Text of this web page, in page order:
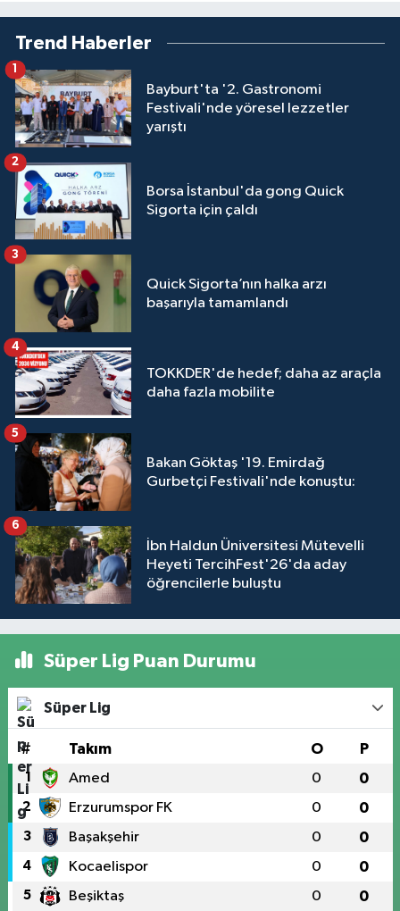
Trend Haberler
Bayburt'ta '2. Gastronomi
Festivali'nde yöresel lezzetler
yarıştı
1
Borsa İstanbul'da gong Quick
Sigorta için çaldı
2
Quick Sigorta’nın halka arzı
başarıyla tamamlandı
3
TOKKDER'de hedef; daha az araçla
daha fazla mobilite
4
Bakan Göktaş '19. Emirdağ
Gurbetçi Festivali'nde konuştu:
5
İbn Haldun Üniversitesi Mütevelli
Heyeti TercihFest'26'da aday
öğrencilerle buluştu
6
Süper Lig Puan Durumu
Süper Lig
# Takım O P
1 Amed 0 0
2 Erzurumspor FK 0 0
3 Başakşehir 0 0
4 Kocaelispor 0 0
5 Beşiktaş 0 0